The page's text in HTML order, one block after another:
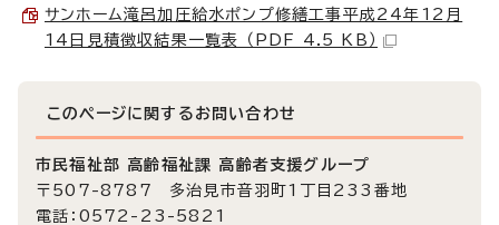
サンホーム滝呂加圧給水ポンプ修繕工事平成24年12月
14日見積徴収結果一覧表 （PDF 4.5 KB）
このページに関する お問い合わせ
市民福祉部 高齢福祉課 高齢者支援グループ
〒507-8787 多治見市音羽町1丁目233番地
電話：0572-23-5821